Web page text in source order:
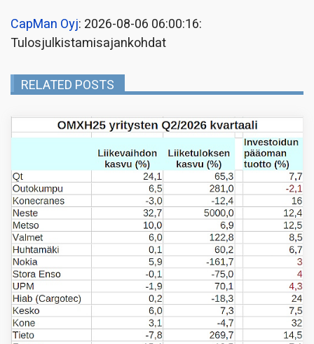
CapMan Oyj: 2026-08-06 06:00:16:
Tulosjulkistamisajankohdat
RELATED POSTS